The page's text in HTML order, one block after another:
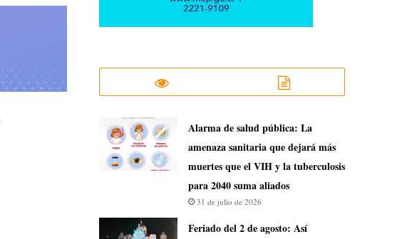
​Alarma de salud pública: La
amenaza sanitaria que dejará más
muertes que el VIH y la tuberculosis
para 2040 suma aliados
31 de julio de 2026
Feriado del 2 de agosto: Así